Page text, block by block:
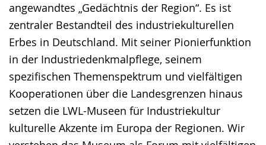
angewandtes „Gedächtnis der Region“. Es ist
zentraler Bestandteil des industriekulturellen
Erbes in Deutschland. Mit seiner Pionierfunktion
in der Industriedenkmalpflege, seinem
spezifischen Themenspektrum und vielfältigen
Kooperationen über die Landesgrenzen hinaus
setzen die LWL-Museen für Industriekultur
kulturelle Akzente im Europa der Regionen. Wir